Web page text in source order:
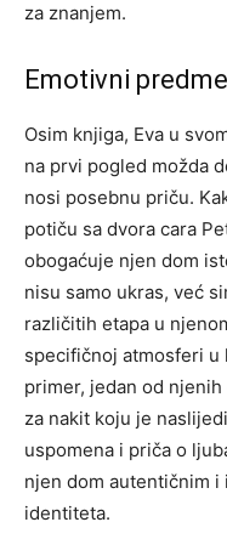
za znanjem.
Emotivni
Osim knjiga, Eva u
na prvi pogled možda
nosi posebnu priču.
potiču sa dvora cara
obogaćuje njen dom
nisu samo ukras, već
različitih etapa u
specifičnoj atmosferi u
primer, jedan od
za nakit koju je
uspomena i priča o
njen dom autentičnim
identiteta.